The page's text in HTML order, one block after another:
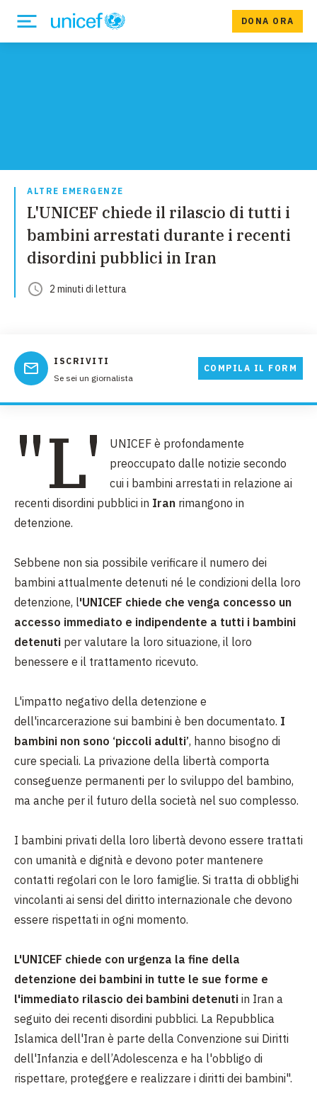
DONA ORA
ALTRE EMERGENZE
L'UNICEF chiede il rilascio di tutti i
bambini arrestati durante i recenti
disordini pubblici in Iran
2 minuti di lettura
ISCRIVITI
Se sei un giornalista
COMPILA IL FORM
"L'
UNICEF è profondamente
preoccupato dalle notizie secondo
cui i bambini arrestati in relazione ai
recenti disordini pubblici in Iran rimangono in
detenzione.
Sebbene non sia possibile verificare il numero dei
bambini attualmente detenuti né le condizioni della loro
detenzione, l'UNICEF chiede che venga concesso un
accesso immediato e indipendente a tutti i bambini
detenuti per valutare la loro situazione, il loro
benessere e il trattamento ricevuto.
L'impatto negativo della detenzione e
dell'incarcerazione sui bambini è ben documentato. I
bambini non sono ‘piccoli adulti’, hanno bisogno di
cure speciali. La privazione della libertà comporta
conseguenze permanenti per lo sviluppo del bambino,
ma anche per il futuro della società nel suo complesso.
I bambini privati della loro libertà devono essere trattati
con umanità e dignità e devono poter mantenere
contatti regolari con le loro famiglie. Si tratta di obblighi
vincolanti ai sensi del diritto internazionale che devono
essere rispettati in ogni momento.
L'UNICEF chiede con urgenza la fine della
detenzione dei bambini in tutte le sue forme e
l'immediato rilascio dei bambini detenuti in Iran a
seguito dei recenti disordini pubblici. La Repubblica
Islamica dell'Iran è parte della Convenzione sui Diritti
dell'Infanzia e dell’Adolescenza e ha l'obbligo di
rispettare, proteggere e realizzare i diritti dei bambini".